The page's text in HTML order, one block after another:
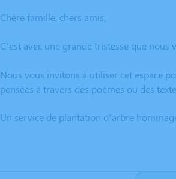
Chère famille, chers amis,
C’est avec une grande tristesse que
Nous vous invitons à utiliser cet espace
pensées à travers des poèmes ou des
Un service de plantation d’arbre